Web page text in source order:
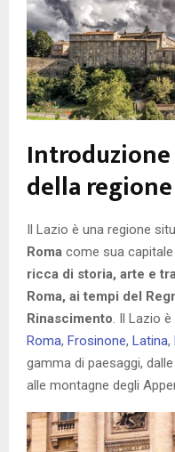
della regione
Il Lazio è una regione
Roma come sua
ricca di storia, arte e
Roma, ai tempi del
Rinascimento. Il Lazio
Roma, Frosinone, Latina,
gamma di paesaggi,
alle montagne degli